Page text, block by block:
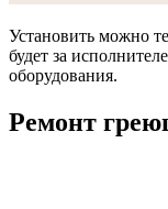
Установить можно
будет за
оборудования.
Ремонт